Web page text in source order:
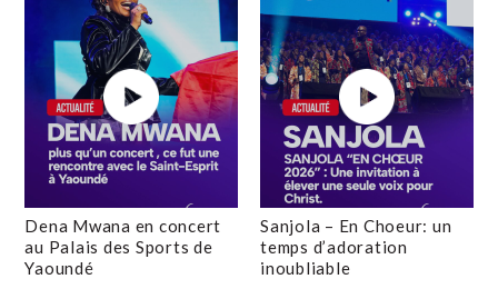
Dena Mwana en concert
au Palais des Sports de
Yaoundé
Sanjola – En Choeur: un
temps d’adoration
inoubliable